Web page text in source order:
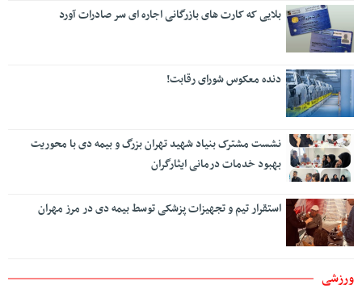
بلایی که کارت های بازرگانی اجاره ای سر صادرات آورد
دنده معکوس شورای رقابت!
نشست مشترک بنیاد شهید تهران بزرگ و بیمه دی با محوریت
بهبود خدمات درمانی ایثارگران
استقرار تیم و تجهیزات پزشکی توسط بیمه دی در مرز مهران
ورزشی